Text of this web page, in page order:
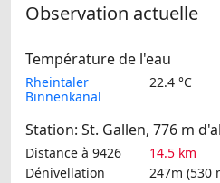
Observation actuelle
Température de l'eau
Rheintaler
Binnenkanal
22.4 °C
Station: St. Gallen, 776 m
Distance à 9426
14.5 km
Dénivellation
247m (530